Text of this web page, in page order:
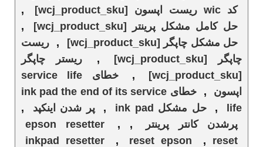
کد wic ریست اپسون [wcj_product_sku]
,
حل کامل مشکل پرینتر [wcj_product_sku]
,
حل مشکل چاپگر [wcj_product_sku]
,
ریست
چاپگر [wcj_product_sku]
,
ریستر چاپگر
[wcj_product_sku]
,
خطای service life
اپسون
,
خطای ink pad the end of its service
life
, حل مشکل ink pad , پر شدن اینکپد
,
پرشدن کانتر پرینتر
,
epson resetter
,
inkpad resetter
, reset epson , reset